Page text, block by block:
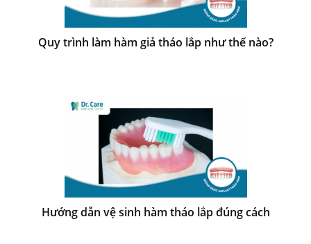
Quy trình làm hàm giả tháo lắp như thế nào?
Hướng dẫn vệ sinh hàm tháo lắp đúng cách